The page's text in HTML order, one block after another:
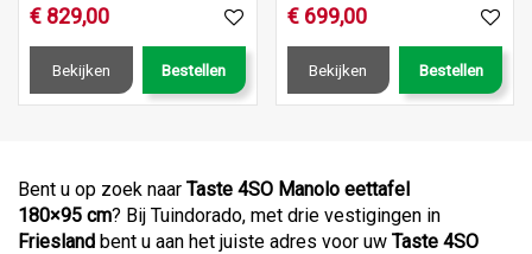
€ 829,00
Bekijken Bestellen
€ 699,00
Bekijken Bestellen
Bent u op zoek naar Taste 4SO Manolo eettafel
180×95 cm? Bij Tuindorado, met drie vestigingen in
Friesland bent u aan het juiste adres voor uw Taste 4SO